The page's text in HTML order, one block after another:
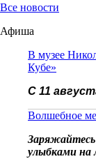
Все новости
Афиша
В музее
Кубе»
С 11
Волшебное
улыбками на